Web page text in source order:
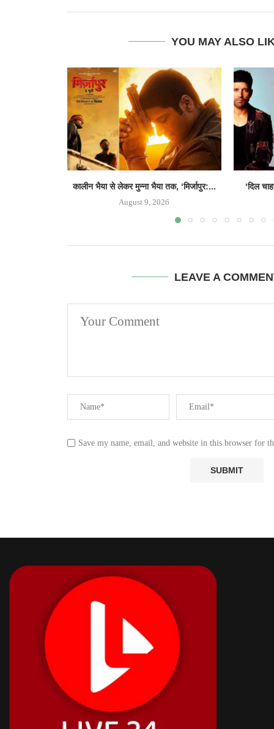
YOU MAY ALSO
कालीन भैया से लेकर मुन्ना भैया तक, ‘मिर्जापुर:...
August 9, 2026
‘दिल
LEAVE A
Save my name, email, and website in this browser for